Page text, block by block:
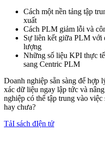
Cách một nền tảng tập
xuất
Cách PLM giảm lỗi và
Sự liên kết giữa PLM với
lượng
Những số liệu KPI thực
sang Centric PLM
Doanh nghiệp sẵn sàng để hợp
xác dữ liệu ngay lập tức và
nghiệp có thể tập trung vào việc
hay chưa?
TảI sách đIện tử